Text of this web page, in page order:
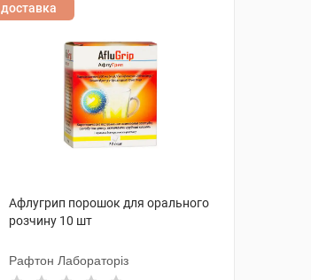
доставка
Афлугрип порошок для орального
розчину 10 шт
Рафтон Лабораторіз